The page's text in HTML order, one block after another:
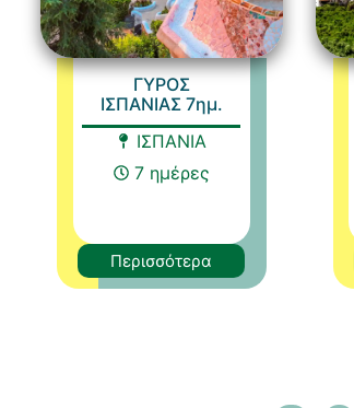
ΓΥΡΟΣ
ΙΣΠΑΝΙΑΣ 7ημ.
ΙΣΠΑΝΙΑ
7 ημέρες
Περισσότερα